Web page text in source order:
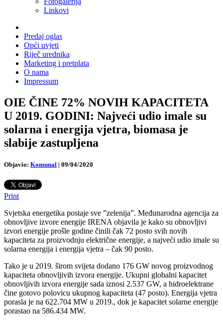
Linkovi
Predaj oglas
Opći uvjeti
Riječ urednika
Marketing i pretplata
O nama
Impressum
OIE ČINE 72% NOVIH KAPACITETA
U 2019. GODINI: Najveći udio imale su
solarna i energija vjetra, biomasa je
slabije zastupljena
Objavio: Komunal | 09/04/2020
Print
Svjetska energetika postaje sve ”zelenija”. Međunarodna agencija za
obnovljive izvore energije IRENA objavila je kako su obnovljivi
izvori energije prošle godine činili čak 72 posto svih novih
kapaciteta za proizvodnju električne energije, a najveći udio imale su
solarna energija i energija vjetra – čak 90 posto.
Tako je u 2019. širom svijeta dodano 176 GW novog proizvodnog
kapaciteta obnovljivih izvora energije. Ukupni globalni kapacitet
obnovljivih izvora energije sada iznosi 2.537 GW, a hidroelektrane
čine gotovo polovicu ukupnog kapaciteta (47 posto). Energija vjetra
porasla je na 622.704 MW u 2019., dok je kapacitet solarne energije
porastao na 586.434 MW.